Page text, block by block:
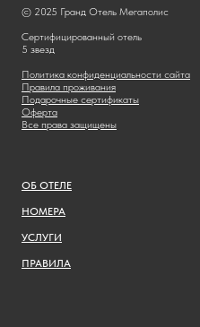
© 2025 Гранд Отель Мегаполис
Сертифицированный отель
5 звезд
Политика конфиденциальности сайта
Правила проживания
Подарочные сертификаты
Оферта
Все права защищены
ОБ ОТЕЛЕ
НОМЕРА
УСЛУГИ
ПРАВИЛА